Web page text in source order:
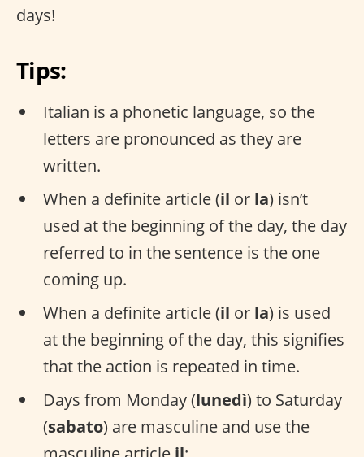
days!
Tips:
Italian is a phonetic language, so the
letters are pronounced as they are
written.
When a definite article (il or la) isn’t
used at the beginning of the day, the day
referred to in the sentence is the one
coming up.
When a definite article (il or la) is used
at the beginning of the day, this signifies
that the action is repeated in time.
Days from Monday (lunedì) to Saturday
(sabato) are masculine and use the